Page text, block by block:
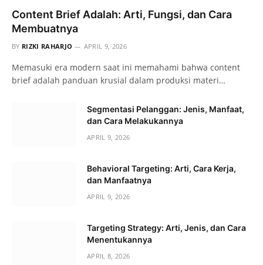
Content Brief Adalah: Arti, Fungsi, dan Cara
Membuatnya
BY RIZKI RAHARJO APRIL 9, 2026
Memasuki era modern saat ini memahami bahwa content
brief adalah panduan krusial dalam produksi materi…
Segmentasi Pelanggan: Jenis, Manfaat,
dan Cara Melakukannya
APRIL 9, 2026
Behavioral Targeting: Arti, Cara Kerja,
dan Manfaatnya
APRIL 9, 2026
Targeting Strategy: Arti, Jenis, dan Cara
Menentukannya
APRIL 8, 2026